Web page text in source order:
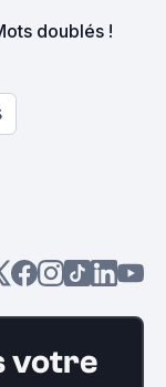
doublés !
votre